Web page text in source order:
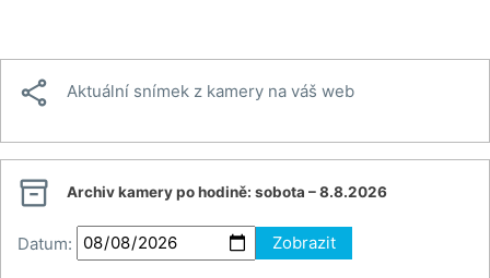
 Aktuální snímek z kamery na váš web
 Archiv kamery po hodině: sobota – 8.8.2026
Datum: Zobrazit